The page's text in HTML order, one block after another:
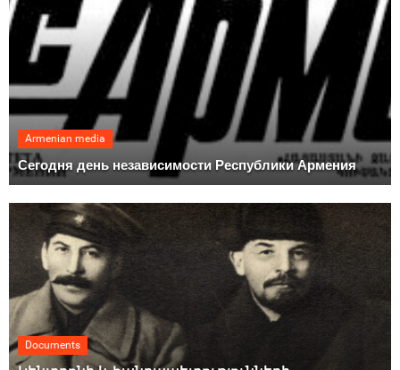
Armenian media
Сегодня день независимости Республики Армения
Documents